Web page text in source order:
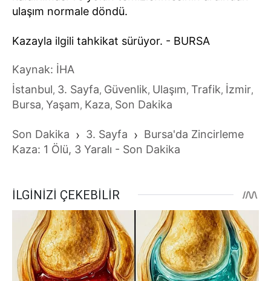
ulaşım normale döndü.
Kazayla ilgili tahkikat sürüyor. - BURSA
Kaynak: İHA
İstanbul, 3. Sayfa, Güvenlik, Ulaşım, Trafik, İzmir,
Bursa, Yaşam, Kaza, Son Dakika
Son Dakika › 3. Sayfa › Bursa'da Zincirleme
Kaza: 1 Ölü, 3 Yaralı - Son Dakika